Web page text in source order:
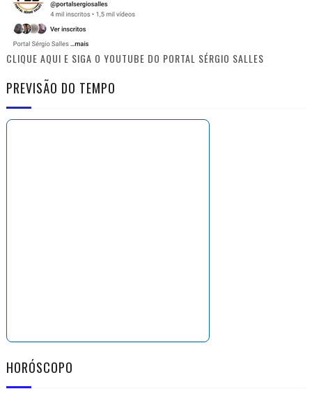
CLIQUE AQUI E SIGA O YOUTUBE DO PORTAL SÉRGIO SALLES
PREVISÃO DO TEMPO
HORÓSCOPO